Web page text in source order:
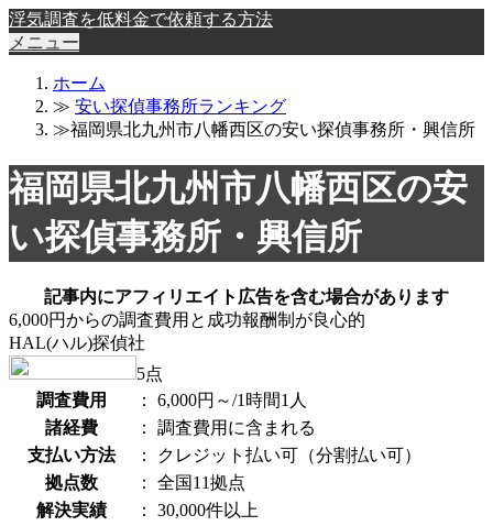
浮気調査を低料金で依頼する方法
メニュー
ホーム
≫ 安い探偵事務所ランキング
≫福岡県北九州市八幡西区の安い探偵事務所・興信所
福岡県北九州市八幡西区の安
い探偵事務所・興信所
記事内にアフィリエイト広告を含む場合があります
6,000円からの調査費用と成功報酬制が良心的
HAL(ハル)探偵社
5点
調査費用
：
6,000円～/1時間1人
諸経費
：
調査費用に含まれる
支払い方法
：
クレジット払い可（分割払い可）
拠点数
：
全国11拠点
解決実績
：
30,000件以上